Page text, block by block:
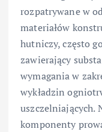
rozpatrywane w
materiałów
hutniczy, często
zawierający
wymagania w
wykładzin
uszczelniających.
komponenty